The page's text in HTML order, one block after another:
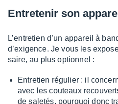
Entre­te­nir son
L’en­tre­tien d’un appa­reil à
d’exi­gence. Je vous les
saire, au plus option­nel :
Entre­tien régu­lier : il
avec les couteaux
de sale­tés, pourquoi donc